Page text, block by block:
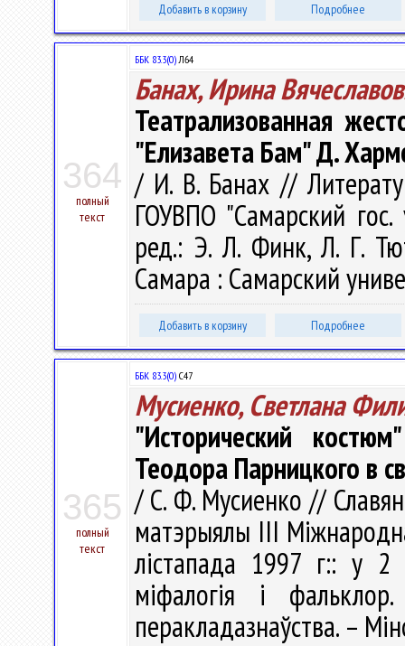
Добавить в корзину Подробнее
364
полный
текст
ББК 83.3(0)Л64
Банах, Ирина
Театрализованная
"Елизавета Бам" Д.
/ И. В. Банах //
ГОУВПО "Самарский гос.
ред.: Э. Л. Финк, Л. Г.
Самара : Самарский
Добавить в корзину Подробнее
365
полный
текст
ББК 83.3(0) С47
Мусиенко, Светлана
"Исторический
Теодора Парницкого в
/ С. Ф. Мусиенко //
матэрыялы III
лістапада 1997 г:: у 2
міфалогія і
перакладазнаўства. –